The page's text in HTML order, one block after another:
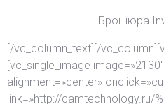
Брошюра
[/vc_column_text][/
[vc_single_image
alignment=»center»
link=»http://camtechnology.ru/